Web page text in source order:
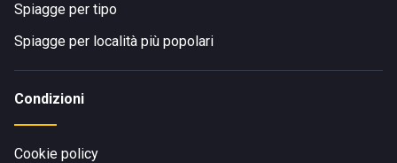
Spiagge per tipo
Spiagge per località più popolari
Condizioni
Cookie policy